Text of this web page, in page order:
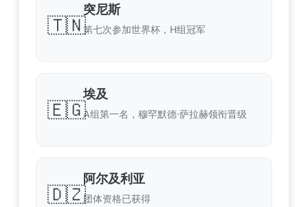
🇹🇳
突尼斯
第七次参加世界杯，H组冠军
🇪🇬
埃及
A组第一名，穆罕默德·萨拉赫领衔晋级
🇩🇿
阿尔及利亚
团体资格已获得